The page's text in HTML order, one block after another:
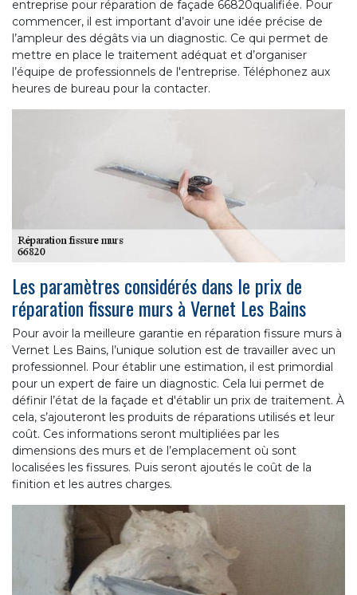
entreprise pour réparation de façade 66820qualifiée. Pour
commencer, il est important d’avoir une idée précise de
l’ampleur des dégâts via un diagnostic. Ce qui permet de
mettre en place le traitement adéquat et d’organiser
l’équipe de professionnels de l'entreprise. Téléphonez aux
heures de bureau pour la contacter.
Les paramètres considérés dans le prix de
réparation fissure murs à Vernet Les Bains
Pour avoir la meilleure garantie en réparation fissure murs à
Vernet Les Bains, l’unique solution est de travailler avec un
professionnel. Pour établir une estimation, il est primordial
pour un expert de faire un diagnostic. Cela lui permet de
définir l’état de la façade et d'établir un prix de traitement. À
cela, s’ajouteront les produits de réparations utilisés et leur
coût. Ces informations seront multipliées par les
dimensions des murs et de l’emplacement où sont
localisées les fissures. Puis seront ajoutés le coût de la
finition et les autres charges.